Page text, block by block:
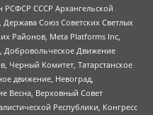
РСФСР СССР Архангельской
Союз Советских Светлых
Районов, Meta Platforms Inc,
Добровольческое Движение
Черный Комитет, Татарстанское
движение, Невоград,
Весна, Верховный Совет
Республики, Конгресс